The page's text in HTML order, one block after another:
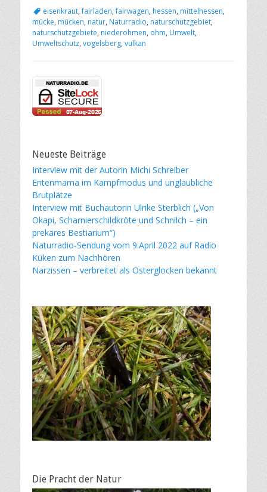
Schlagworte
eisenkraut,fairladen,fairwagen, hessen, mittelhessen,
mücke, mücken, natur, Naturradio, naturschutzgebiet,
naturschutzgebiete, niederohmen, ohm, Umwelt,
Umweltschutz, vogelsberg, vulkan
Neueste Beiträge
Interview mit der Autorin Michi Schreiber
Entenmama im Kampfmodus und unglaubliche
Brutplätze
Interview mit Buchautorin Ulrike Sterblich („Von
Okapi, Scharnierschildkröte und Schnilch – ein
prekäres Bestiarium“)
Naturradio-Sendung vom 9.April 2022 auf Radio
Küken zum Nachhören
Narzissen – verbreitet als Osterglocken bekannt
Die Pracht der Natur